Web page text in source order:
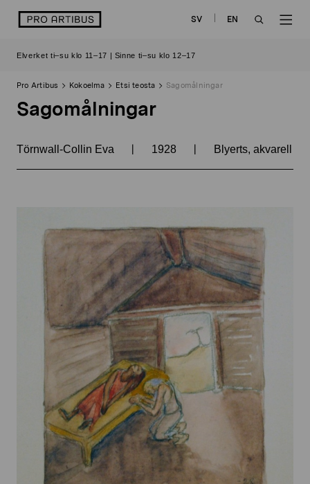
sisältöön
logo SV
EN
Elverket ti–su klo 11–17 | Sinne ti–su klo 12–17
Pro Artibus Kokoelma Etsi teosta Sagomålningar
Sagomålningar
Törnwall-Collin Eva | 1928 | Blyerts, akvarell